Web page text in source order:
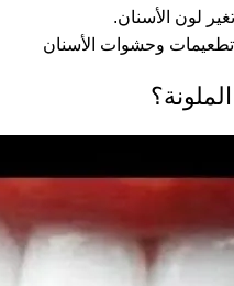
لون الأسنان.
وحشوات الأسنان